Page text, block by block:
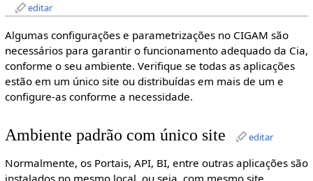
editar
Algumas configurações e parametrizações no CIGAM são
necessários para garantir o funcionamento adequado da Cia,
conforme o seu ambiente. Verifique se todas as aplicações
estão em um único site ou distribuídas em mais de um e
configure-as conforme a necessidade.
Ambiente padrão com único site editar
Normalmente, os Portais, API, BI, entre outras aplicações são
instalados no mesmo local, ou seja, com mesmo site,